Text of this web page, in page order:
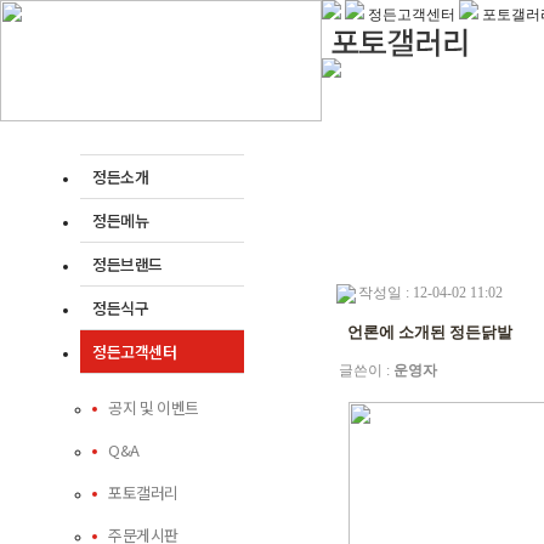
정든소개
정든메뉴
정든브랜드
정든식구
정든고객센터
공지 및 이벤트
Q&A
포토갤러리
주문게시판
정든고객센터 포토갤러
작성일 : 12-04-02 11:02
언론에 소개된 정든닭발
글쓴이 : 운영자